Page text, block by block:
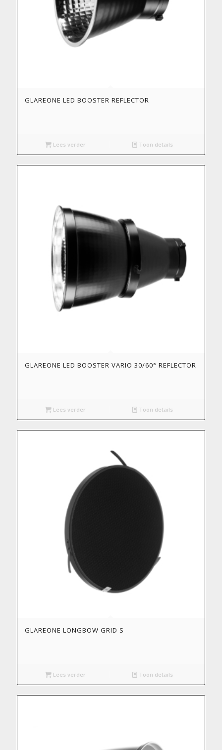
GLAREONE LED BOOSTER REFLECTOR
Lees verder Toon details
GLAREONE LED BOOSTER VARIO 30/60° REFLECTOR
Lees verder Toon details
GLAREONE LONGBOW GRID S
Lees verder Toon details